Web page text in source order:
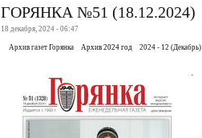
ГОРЯНКА №51 (18.12.2024)
18 декабря, 2024 - 06:47
Архив газет Горянка Архив 2024 год 2024 - 12 (Декабрь)